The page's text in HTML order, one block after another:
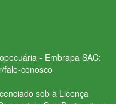
- Embrapa SAC:
fale-conosco
sob a Licença